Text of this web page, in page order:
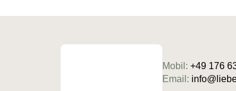
Mobil: +49 176
Email: